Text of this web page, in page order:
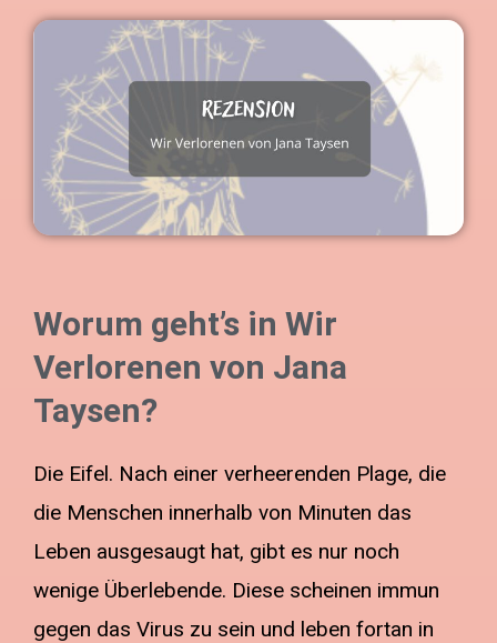
Worum geht’s in Wir
Verlorenen von Jana
Taysen?
Die Eifel. Nach einer verheerenden Plage, die
die Menschen innerhalb von Minuten das
Leben ausgesaugt hat, gibt es nur noch
wenige Überlebende. Diese scheinen immun
gegen das Virus zu sein und leben fortan in